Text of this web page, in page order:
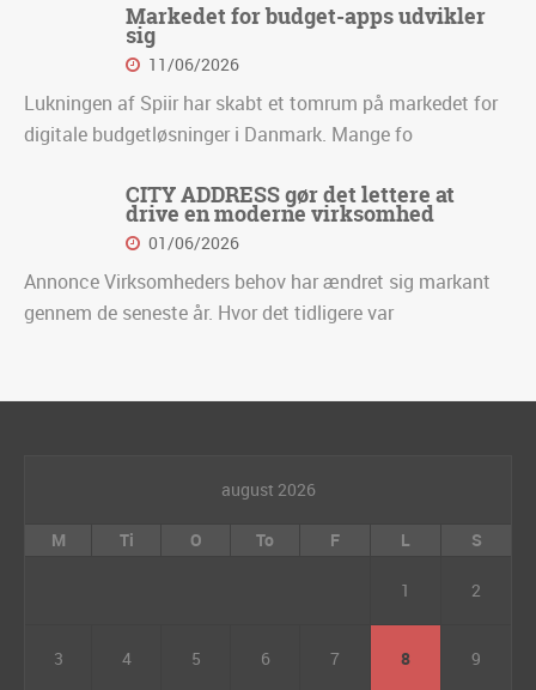
Markedet for budget-apps udvikler
sig
11/06/2026
Lukningen af Spiir har skabt et tomrum på markedet for
digitale budgetløsninger i Danmark. Mange fo
CITY ADDRESS gør det lettere at
drive en moderne virksomhed
01/06/2026
Annonce Virksomheders behov har ændret sig markant
gennem de seneste år. Hvor det tidligere var
august 2026
M Ti O To F L S
1 2
3 4 5 6 7 8 9